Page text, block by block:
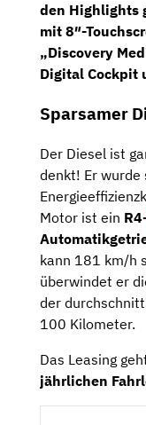
den Highlights
mit 8″-
„Discovery
Digital Cockpit
Sparsamer
Der Diesel ist
denkt! Er wurde
Motor ist ein R4-
kann 181 km/h
überwindet er
der
100 Kilometer.
Das Leasing
jährlichen